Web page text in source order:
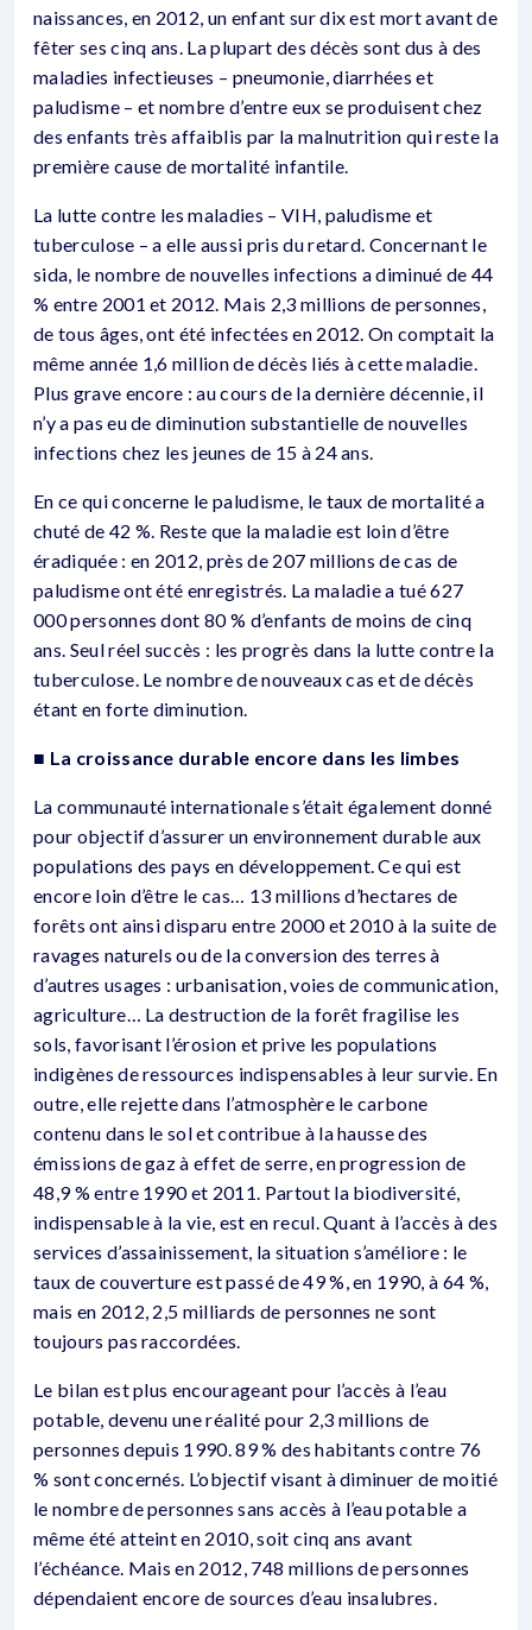
naissances, en 2012, un enfant sur dix est mort avant de
fêter ses cinq ans. La plupart des décès sont dus à des
maladies infectieuses – pneumonie, diarrhées et
paludisme – et nombre d’entre eux se produisent chez
des enfants très affaiblis par la malnutrition qui reste la
première cause de mortalité infantile.
La lutte contre les maladies – VIH, paludisme et
tuberculose – a elle aussi pris du retard. Concernant le
sida, le nombre de nouvelles infections a diminué de 44
% entre 2001 et 2012. Mais 2,3 millions de personnes,
de tous âges, ont été infectées en 2012. On comptait la
même année 1,6 million de décès liés à cette maladie.
Plus grave encore : au cours de la dernière décennie, il
n’y a pas eu de diminution substantielle de nouvelles
infections chez les jeunes de 15 à 24 ans.
En ce qui concerne le paludisme, le taux de mortalité a
chuté de 42 %. Reste que la maladie est loin d’être
éradiquée : en 2012, près de 207 millions de cas de
paludisme ont été enregistrés. La maladie a tué 627
000 personnes dont 80 % d’enfants de moins de cinq
ans. Seul réel succès : les progrès dans la lutte contre la
tuberculose. Le nombre de nouveaux cas et de décès
étant en forte diminution.
■ La croissance durable encore dans les limbes
La communauté internationale s’était également donné
pour objectif d’assurer un environnement durable aux
populations des pays en développement. Ce qui est
encore loin d’être le cas… 13 millions d’hectares de
forêts ont ainsi disparu entre 2000 et 2010 à la suite de
ravages naturels ou de la conversion des terres à
d’autres usages : urbanisation, voies de communication,
agriculture… La destruction de la forêt fragilise les
sols, favorisant l’érosion et prive les populations
indigènes de ressources indispensables à leur survie. En
outre, elle rejette dans l’atmosphère le carbone
contenu dans le sol et contribue à la hausse des
émissions de gaz à effet de serre, en progression de
48,9 % entre 1990 et 2011. Partout la biodiversité,
indispensable à la vie, est en recul. Quant à l’accès à des
services d’assainissement, la situation s’améliore : le
taux de couverture est passé de 49 %, en 1990, à 64 %,
mais en 2012, 2,5 milliards de personnes ne sont
toujours pas raccordées.
Le bilan est plus encourageant pour l’accès à l’eau
potable, devenu une réalité pour 2,3 millions de
personnes depuis 1990. 89 % des habitants contre 76
% sont concernés. L’objectif visant à diminuer de moitié
le nombre de personnes sans accès à l’eau potable a
même été atteint en 2010, soit cinq ans avant
l’échéance. Mais en 2012, 748 millions de personnes
dépendaient encore de sources d’eau insalubres.